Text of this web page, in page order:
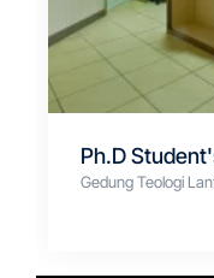
Ph.D
Gedung Teologi